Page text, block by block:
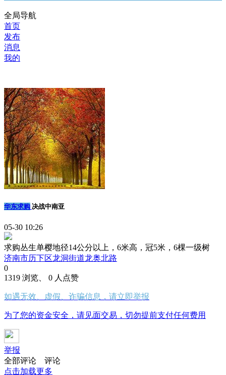
全局导航
首页
发布
消息
我的
华东求购 决战中南亚
05-30 10:26
求购丛生单樱地径14公分以上，6米高，冠5米，6棵一级树
济南市历下区龙洞街道龙奥北路
0
1319 浏览、 0 人点赞
如遇无效、虚假、诈骗信息，请立即举报
为了您的资金安全，请见面交易，切勿提前支付任何费用
举报
全部评论
评论
点击加载更多